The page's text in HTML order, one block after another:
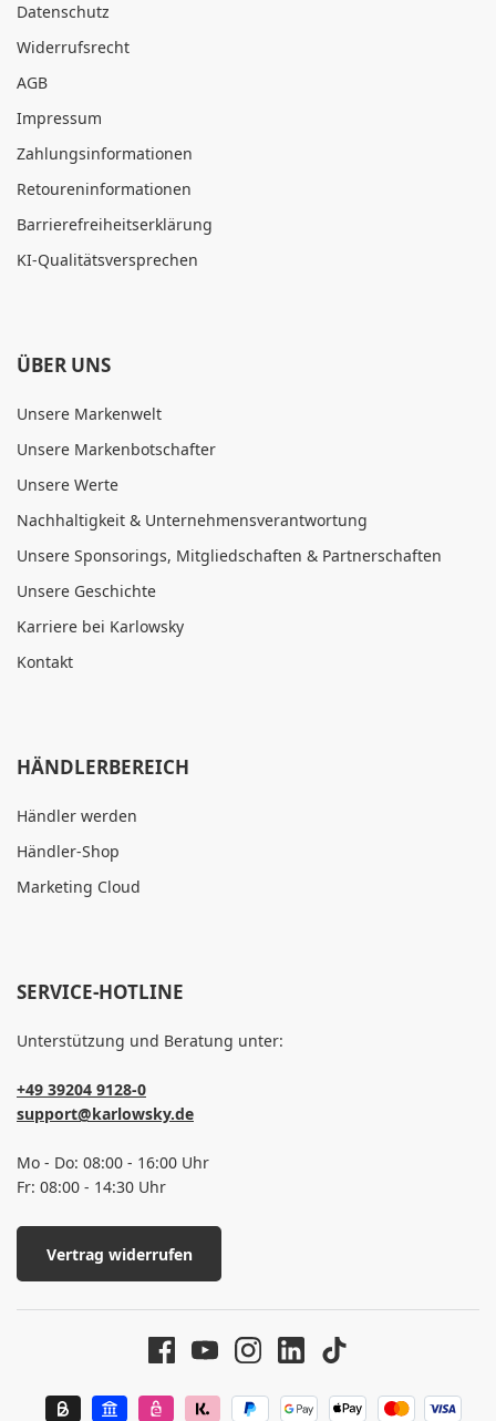
Datenschutz
Widerrufsrecht
AGB
Impressum
Zahlungsinformationen
Retoureninformationen
Barrierefreiheitserklärung
KI-Qualitätsversprechen
ÜBER UNS
Unsere Markenwelt
Unsere Markenbotschafter
Unsere Werte
Nachhaltigkeit & Unternehmensverantwortung
Unsere Sponsorings, Mitgliedschaften & Partnerschaften
Unsere Geschichte
Karriere bei Karlowsky
Kontakt
HÄNDLERBEREICH
Händler werden
Händler-Shop
Marketing Cloud
SERVICE-HOTLINE
Unterstützung und Beratung unter:
+49 39204 9128-0
support@karlowsky.de
Mo - Do: 08:00 - 16:00 Uhr
Fr: 08:00 - 14:30 Uhr
Vertrag widerrufen